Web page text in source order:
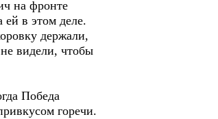
на фронте
в этом деле.
держали,
видели, чтобы
Победа
горечи.